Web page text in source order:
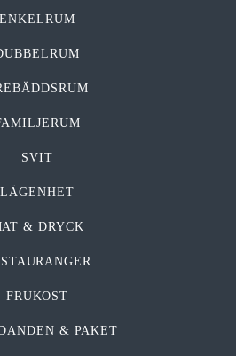
ENKELRUM
SVIT
LÄGENHET
& DRYCK
FRUKOST
& PAKET